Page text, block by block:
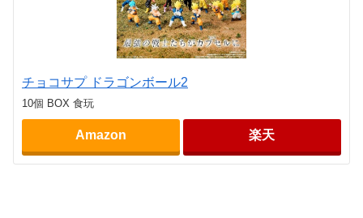
チョコサプ ドラゴンボール2
10個 BOX 食玩
Amazon 楽天